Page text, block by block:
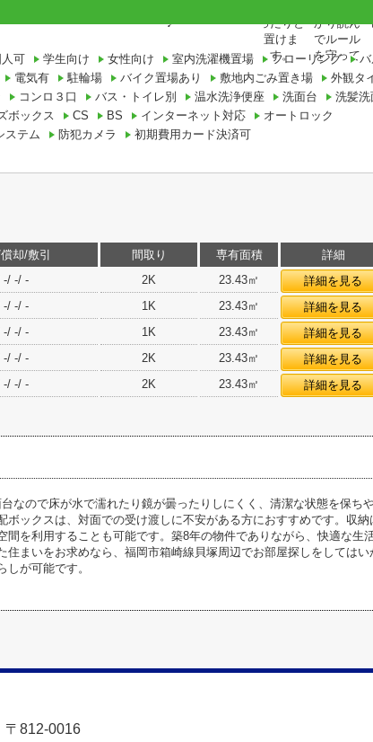
可 学生向け 女性向け 室内洗濯機置場 フローリング
電気有 駐輪場 バイク置場あり 敷地内ごみ置き場
外観タ
コンロ３口 バス・トイレ別 温水洗浄便座 洗面台
洗髪洗
ボックス CS BS インターネット対応
オートロック
ステム 防犯カメラ 初期費用カード決済可
却/敷引 間取り 専有面積 詳細
-/ -/ - 2K 23.43㎡ 詳細を見る
-/ -/ - 1K 23.43㎡ 詳細を見る
-/ -/ - 1K 23.43㎡ 詳細を見る
-/ -/ - 2K 23.43㎡ 詳細を見る
-/ -/ - 2K 23.43㎡ 詳細を見る
なので床が水で濡れたり鏡が曇ったりしにくく、清潔な状態を保ち
ボックスは、対面での受け渡しに不安がある方におすすめです。収納
間を利用することも可能です。築8年の物件でありながら、快適な生
まいをお求めなら、福岡市箱崎線貝塚周辺でお部屋探しをしてはい
が可能です。
〒812-0016